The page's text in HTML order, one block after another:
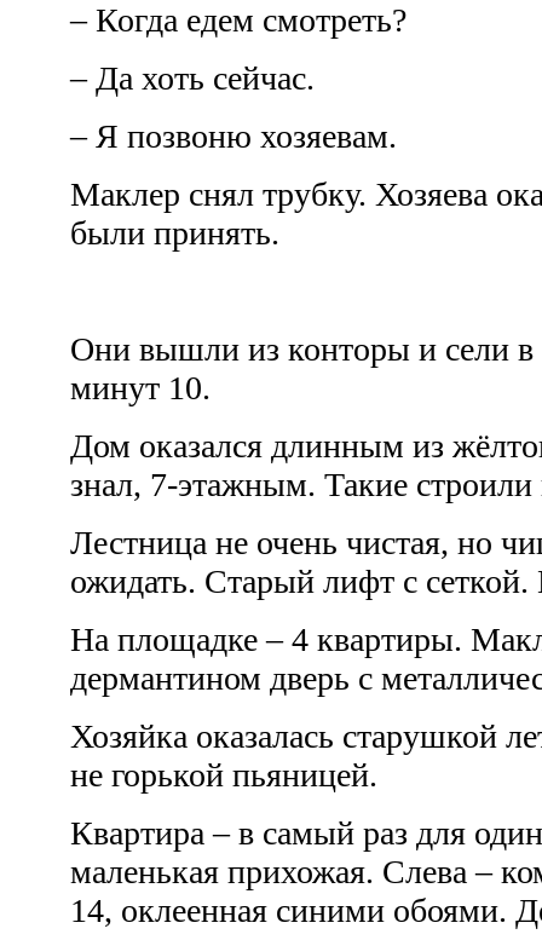
– Когда едем смотреть?
– Да хоть сейчас.
– Я позвоню хозяевам.
Маклер снял трубку. Хозяева
были принять.
Они вышли из конторы и сели в
минут 10.
Дом оказался длинным из
знал, 7-этажным. Такие
Лестница не очень чистая, но
ожидать. Старый лифт с
На площадке – 4 квартиры.
дермантином дверь с
Хозяйка оказалась старушкой
не горькой пьяницей.
Квартира – в самый раз для
маленькая прихожая. Слева –
14, оклеенная синими обоями.